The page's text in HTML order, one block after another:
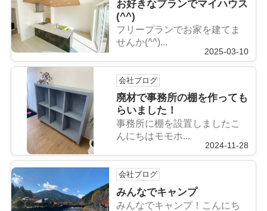
お好きなプランでマイハウス
(^^)
フリープランでお家を建てま
せんか(^^)...
2025-03-10
会社ブログ
廃材で事務所の棚を作っても
らいました！
事務所に棚を設置しましたこ
んにちはモモホ...
2024-11-28
会社ブログ
みんなでキャンプ
みんなでキャンプ！こんにち